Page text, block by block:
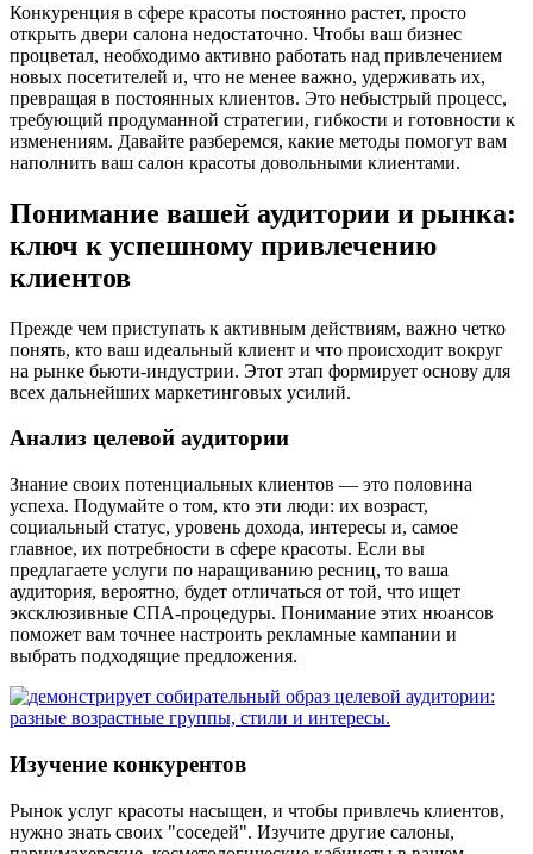
Конкуренция в сфере красоты постоянно растет, просто
открыть двери салона недостаточно. Чтобы ваш бизнес
процветал, необходимо активно работать над привлечением
новых посетителей и, что не менее важно, удерживать их,
превращая в постоянных клиентов. Это небыстрый процесс,
требующий продуманной стратегии, гибкости и готовности к
изменениям. Давайте разберемся, какие методы помогут вам
наполнить ваш салон красоты довольными клиентами.
Понимание вашей аудитории и рынка:
ключ к успешному привлечению
клиентов
Прежде чем приступать к активным действиям, важно четко
понять, кто ваш идеальный клиент и что происходит вокруг
на рынке бьюти-индустрии. Этот этап формирует основу для
всех дальнейших маркетинговых усилий.
Анализ целевой аудитории
Знание своих потенциальных клиентов — это половина
успеха. Подумайте о том, кто эти люди: их возраст,
социальный статус, уровень дохода, интересы и, самое
главное, их потребности в сфере красоты. Если вы
предлагаете услуги по наращиванию ресниц, то ваша
аудитория, вероятно, будет отличаться от той, что ищет
эксклюзивные СПА-процедуры. Понимание этих нюансов
поможет вам точнее настроить рекламные кампании и
выбрать подходящие предложения.
Изучение конкурентов
Рынок услуг красоты насыщен, и чтобы привлечь клиентов,
нужно знать своих "соседей". Изучите другие салоны,